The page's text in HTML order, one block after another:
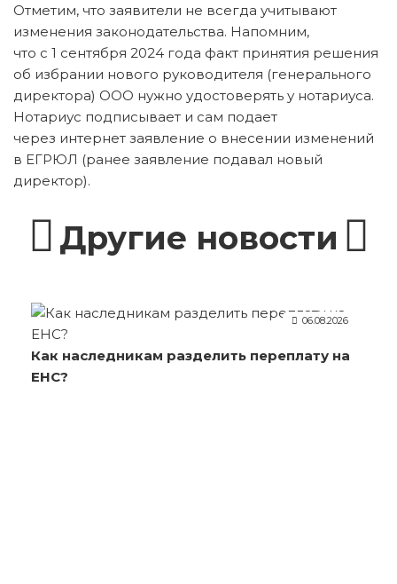
Отметим, что заявители не всегда учитывают
изменения законодательства. Напомним,
что с 1 сентября 2024 года факт принятия решения
об избрании нового руководителя (генерального
директора) ООО нужно удостоверять у нотариуса.
Нотариус подписывает и сам подает
через интернет заявление о внесении изменений
в ЕГРЮЛ (ранее заявление подавал новый
директор).
Другие новости
06.08.2026
Как наследникам разделить переплату на
ЕНС?